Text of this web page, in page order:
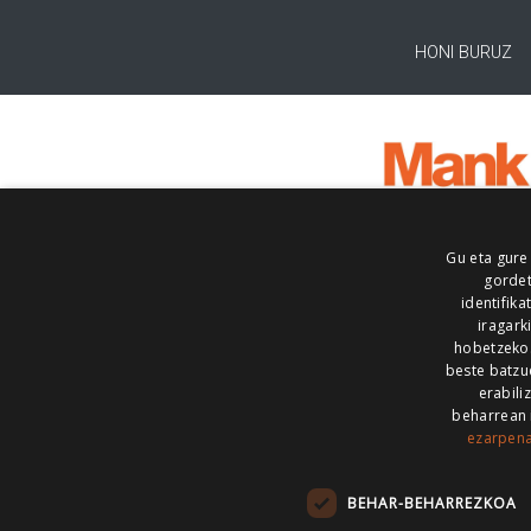
HONI BURUZ
ALEA
MAILOPE NOAUA
Gu eta
hobetzeko.
beste
beharrean
BEHAR-BEHARREZKOA